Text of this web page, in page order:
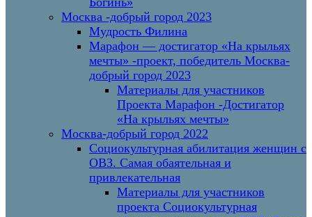
Москва -добрый город 2023
Мудрость Филина
Марафон — достигатор «На крыльях
мечты» -проект, победитель Москва-
добрый город 2023
Материалы для участников
Проекта Марафон -Достигатор
«На крыльях мечты»
Москва-добрый город 2022
Социокультурная абилитация женщин с
ОВЗ. Самая обаятельная и
привлекательная
Материалы для участников
проекта Социокультурная